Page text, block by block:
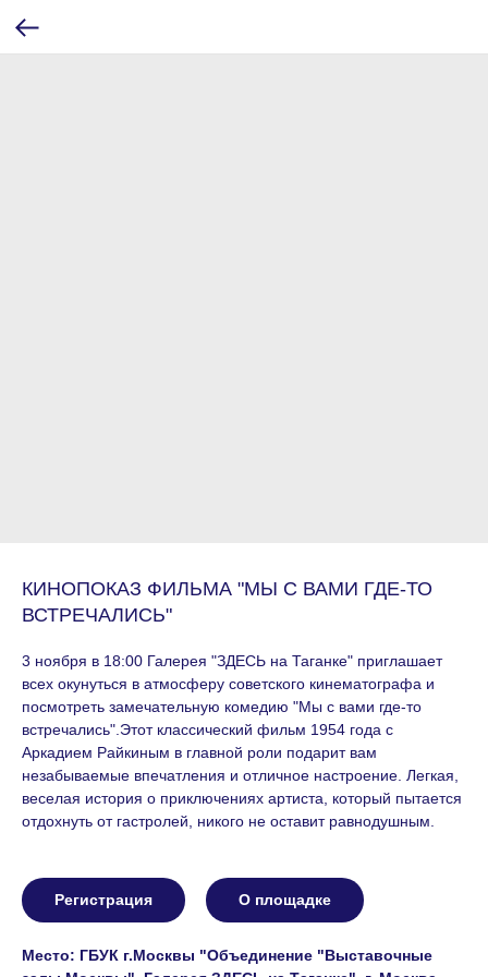
КИНОПОКАЗ ФИЛЬМА "МЫ С ВАМИ ГДЕ-ТО
ВСТРЕЧАЛИСЬ"
3 ноября в 18:00 Галерея "ЗДЕСЬ на Таганке" приглашает
всех окунуться в атмосферу советского кинематографа и
посмотреть замечательную комедию "Мы с вами где-то
встречались".Этот классический фильм 1954 года с
Аркадием Райкиным в главной роли подарит вам
незабываемые впечатления и отличное настроение. Легкая,
веселая история о приключениях артиста, который пытается
отдохнуть от гастролей, никого не оставит равнодушным.
Регистрация О площадке
Место: ГБУК г.Москвы "Объединение "Выставочные